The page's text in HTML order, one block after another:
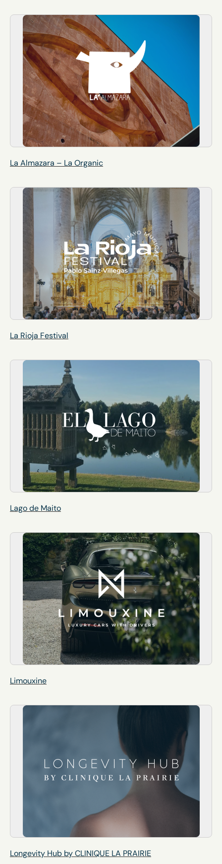
La Almazara – La Organic
La Rioja Festival
Lago de Maito
Limouxine
Longevity Hub by CLINIQUE LA PRAIRIE